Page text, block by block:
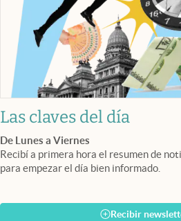
Las claves del día
De Lunes a Viernes
Recibí a primera hora el resumen de
para empezar el día bien informado.
Recibir